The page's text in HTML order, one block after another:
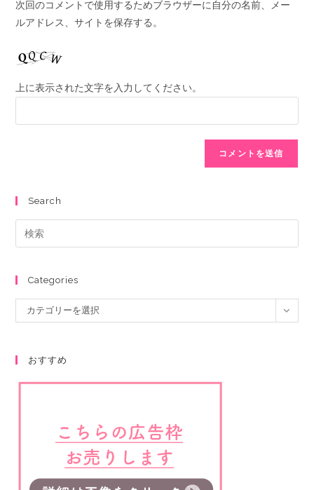
次回のコメントで使用するためブラウザーに自分の名前、メー
ルアドレス、サイトを保存する。
上に表示された文字を入力してください。
Search
Categories
カテゴリーを選択
おすすめ